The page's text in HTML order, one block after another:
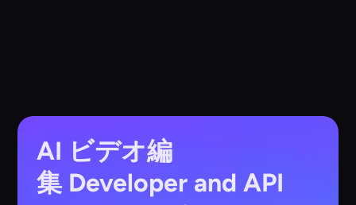
AI ビデオ編
集 Developer and API